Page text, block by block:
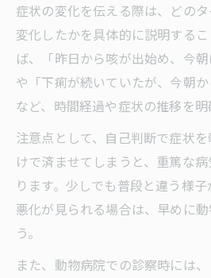
症状の変化を伝える際は、どの
変化したかを具体的に説明する
ば、「昨日から咳が出始め、今朝
や「下痢が続いていたが、今朝か
など、時間経過や症状の推移を明
注意点として、自己判断で症状
けで済ませてしまうと、重篤な
ります。少しでも普段と違う様
悪化が見られる場合は、早めに
う。
また、動物病院での診察時には